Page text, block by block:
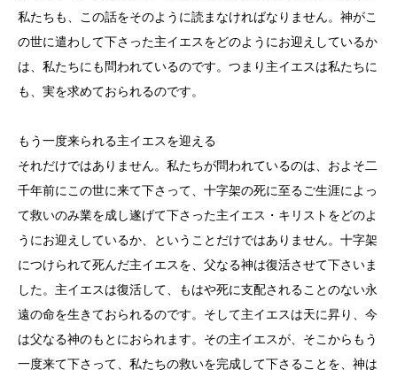
私たちも、この話をそのように読まなければなりません。神がこ
の世に遣わして下さった主イエスをどのようにお迎えしているか
は、私たちにも問われているのです。つまり主イエスは私たちに
も、実を求めておられるのです。
もう一度来られる主イエスを迎える
それだけではありません。私たちが問われているのは、およそ二
千年前にこの世に来て下さって、十字架の死に至るご生涯によっ
て救いのみ業を成し遂げて下さった主イエス・キリストをどのよ
うにお迎えしているか、ということだけではありません。十字架
につけられて死んだ主イエスを、父なる神は復活させて下さいま
した。主イエスは復活して、もはや死に支配されることのない永
遠の命を生きておられるのです。そして主イエスは天に昇り、今
は父なる神のもとにおられます。その主イエスが、そこからもう
一度来て下さって、私たちの救いを完成して下さることを、神は